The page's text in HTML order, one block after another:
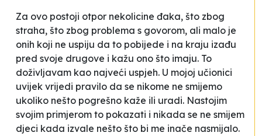
Za ovo postoji otpor nekolicine đaka, što zbog
straha, što zbog problema s govorom, ali malo je
onih koji ne uspiju da to pobijede i na kraju izađu
pred svoje drugove i kažu ono što imaju. To
doživljavam kao najveći uspjeh. U mojoj učionici
uvijek vrijedi pravilo da se nikome ne smijemo
ukoliko nešto pogrešno kaže ili uradi. Nastojim
svojim primjerom to pokazati i nikada se ne smijem
djeci kada izvale nešto što bi me inače nasmijalo.